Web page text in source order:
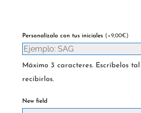
Personalízalo con tus iniciales (+9,00€)
Máximo 3 caracteres. Escríbelos
recibirlos.
New field